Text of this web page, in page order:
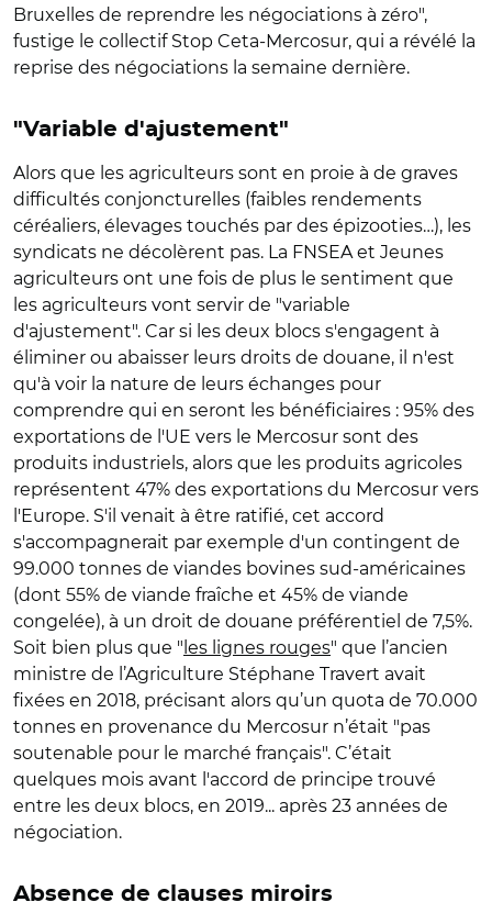
Bruxelles de reprendre les négociations à zéro",
fustige le collectif Stop Ceta-Mercosur, qui a révélé la
reprise des négociations la semaine dernière.
"Variable d'ajustement"
Alors que les agriculteurs sont en proie à de graves
difficultés conjoncturelles (faibles rendements
céréaliers, élevages touchés par des épizooties…), les
syndicats ne décolèrent pas. La FNSEA et Jeunes
agriculteurs ont une fois de plus le sentiment que
les agriculteurs vont servir de "variable
d'ajustement". Car si les deux blocs s'engagent à
éliminer ou abaisser leurs droits de douane, il n'est
qu'à voir la nature de leurs échanges pour
comprendre qui en seront les bénéficiaires : 95% des
exportations de l'UE vers le Mercosur sont des
produits industriels, alors que les produits agricoles
représentent 47% des exportations du Mercosur vers
l'Europe. S'il venait à être ratifié, cet accord
s'accompagnerait par exemple d'un contingent de
99.000 tonnes de viandes bovines sud-américaines
(dont 55% de viande fraîche et 45% de viande
congelée), à un droit de douane préférentiel de 7,5%.
Soit bien plus que " les lignes rouges" que l’ancien
ministre de l’Agriculture Stéphane Travert avait
fixées en 2018, précisant alors qu’un quota de 70.000
tonnes en provenance du Mercosur n’était "pas
soutenable pour le marché français". C’était
quelques mois avant l'accord de principe trouvé
entre les deux blocs, en 2019... après 23 années de
négociation.
Absence de clauses miroirs